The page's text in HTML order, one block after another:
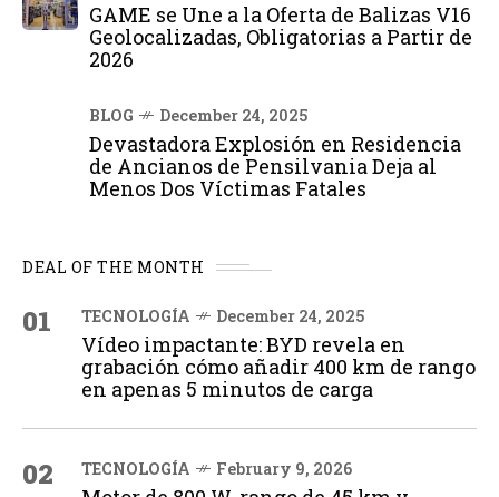
GAME se Une a la Oferta de Balizas V16
Geolocalizadas, Obligatorias a Partir de
2026
BLOG December 24, 2025
Devastadora Explosión en Residencia
de Ancianos de Pensilvania Deja al
Menos Dos Víctimas Fatales
DEAL OF THE MONTH
01 TECNOLOGÍA December 24, 2025
Vídeo impactante: BYD revela en
grabación cómo añadir 400 km de rango
en apenas 5 minutos de carga
02 TECNOLOGÍA February 9, 2026